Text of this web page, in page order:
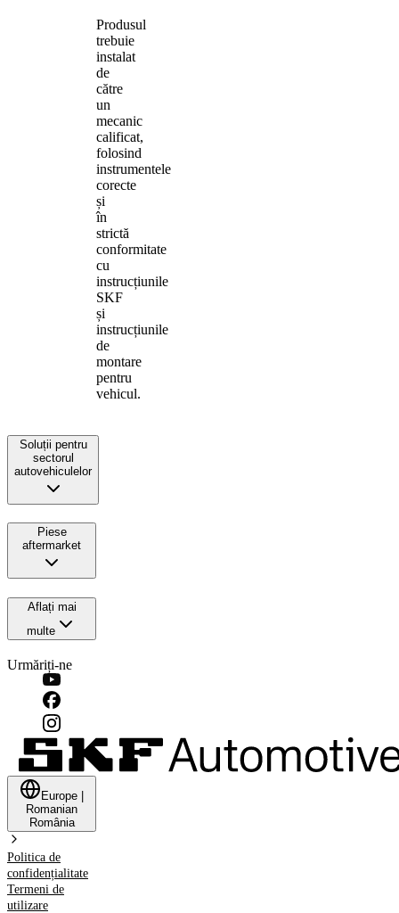
Produsul
trebuie
instalat
de
către
un
mecanic
calificat,
folosind
instrumentele
corecte
și
în
strictă
conformitate
cu
instrucțiunile
SKF
și
instrucțiunile
de
montare
pentru
vehicul.
Soluții pentru
sectorul
autovehiculelor
Piese
aftermarket
Aflați mai
multe
Urmăriți-ne
Europe
Romanian
România
Politica de
confidențialitate
Termeni de
utilizare